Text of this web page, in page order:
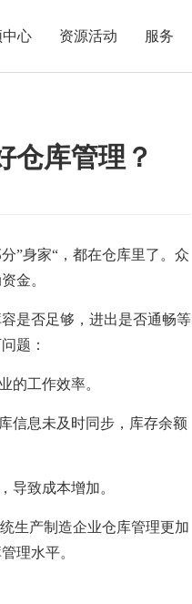
APS排程
移动报工
报价接单
物料齐套
查看更多>
制造
心 资源活动
市场活动
服务
售后服务
正航简介
仓库管理？
”身家“，都在仓库里了。众
金。
是否足够，进出是否通畅等
题：
的工作效率。
信息未及时同步，库存余额
导致成本增加。
生产制造企业仓库管理更加
理水平。